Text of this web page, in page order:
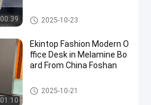
00:39 বাণিজ্যিক অফিস ডেস্ক
2025-10-23
01:10
Ekintop Fashion Modern O
ffice Desk in Melamine Bo
ard From China Foshan
বাণিজ্যিক অফিস ডেস্ক
2025-10-21